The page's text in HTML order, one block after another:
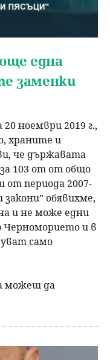
една
заменки
ноември 2019 г.,
храните и
че държавата
103 от от общо
от периода 2007-
обявихме,
и не може едни
и в
само
можеш да